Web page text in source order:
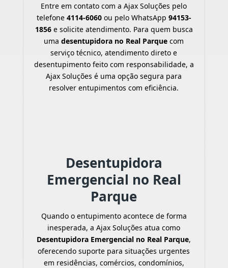
Entre em contato com a Ajax Soluções pelo
telefone 4114-6060ou pelo WhatsApp 94153-
1856e solicite atendimento. Para quem busca
umadesentupidora no Real Parque com
serviço técnico, atendimento direto e
desentupimento feito com responsabilidade, a
Ajax Soluções é uma opção segura para
resolver entupimentos com eficiência.
Desentupidora
Emergencial no Real
Parque
Quando o entupimento acontece de forma
inesperada, a Ajax Soluções atua como
Desentupidora Emergencial no Real Parque,
oferecendo suporte para situações urgentes
em residências, comércios, condomínios,